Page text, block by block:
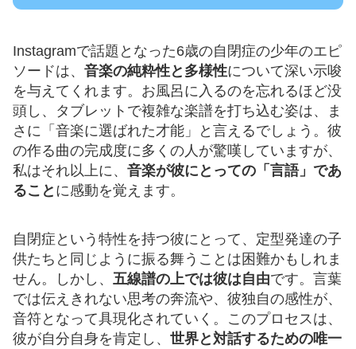
Instagramで話題となった6歳の自閉症の少年のエピ
ソードは、 音楽の純粋性と多様性について深い示唆
を与えてくれます。お風呂に入るのを忘れるほど没
頭し、タブレットで複雑な楽譜を打ち込む姿は、ま
さに「音楽に選ばれた才能」と言えるでしょう。彼
の作る曲の完成度に多くの人が驚嘆していますが、
私はそれ以上に、 音楽が彼にとっての「言語」であ
ること に感動を覚えます。
自閉症という特性を持つ彼にとって、定型発達の子
供たちと同じように振る舞うことは困難かもしれま
せん。しかし、 五線譜の上では彼は自由です。言葉
では伝えきれない思考の奔流や、彼独自の感性が、
音符となって具現化されていく。このプロセスは、
彼が自分自身を肯定し、 世界と対話するための唯一